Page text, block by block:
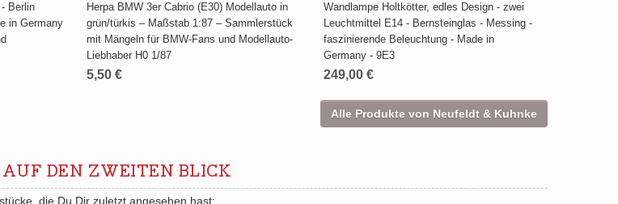
Berlin
in Germany
Herpa BMW 3er Cabrio (E30) Modellauto in
grün/türkis – Maßstab 1:87 – Sammlerstück
mit Mängeln für BMW-Fans und Modellauto-
Liebhaber H0 1/87
5,50 €
Wandlampe Holtkötter, edles Design - zwei
Leuchtmittel E14 - Bernsteinglas - Messing -
faszinierende Beleuchtung - Made in
Germany - 9E3
249,00 €
Alle Produkte von Neufeldt & Kuhnke
AUF DEN ZWEITEN BLICK
die Du Dir zuletzt angesehen hast: